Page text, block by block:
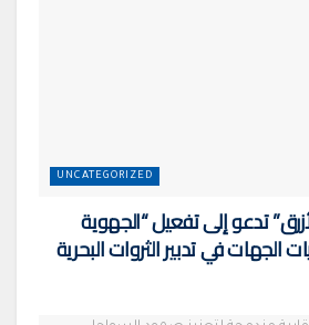
UNCATEGORIZED
تدعو إلى تفعيل “الجهوية
الجهات في تدبير الثروات البحرية